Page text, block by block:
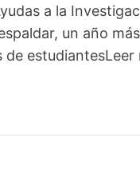
a la
un año
de estudiantesLeer